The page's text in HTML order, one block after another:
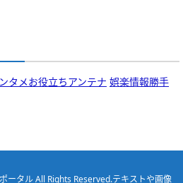
タメお役立ちアンテナ 娯楽情報勝手
ータルAll Rights Reserved.テキストや画像